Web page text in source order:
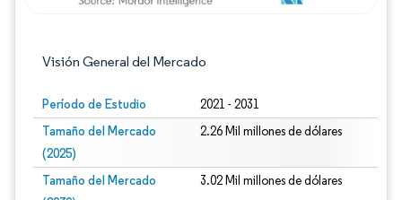
Visión General del Mercado
Período de Estudio 2021 - 2031
Tamaño del Mercado
(2025)
2.26 Mil millones de dólares
Tamaño del Mercado
3.02 Mil millones de dólares